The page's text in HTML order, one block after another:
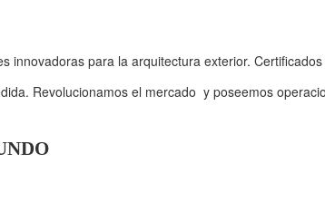
para la arquitectura exterior.
Revolucionamos el mercado y poseemos